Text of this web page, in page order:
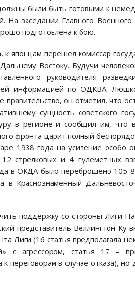
были быть готовыми к
На заседании Главного
подготовлена к бою.
японцам перешел комиссар
Востоку. Будучи
руководителя
информацией по ОДКВА.
он отметил, что
сущность советского
в регионе и сообщил им, что
фронта царит полный
1938 года на усиление особо
стрелковых и 4 пулеметных
в ОКДА было переброшено 105
в Краснознаменный
поддержку со стороны Лиги
представитель Веллингтон Ку
Лиги (16 статья предполагала
с агрессором, статья 17 –
переговорам в случае отказа), но